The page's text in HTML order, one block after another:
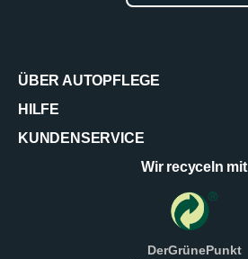
ÜBER AUTOPFLEGE
HILFE
KUNDENSERVICE
Wir recyceln mit
DerGrünePunkt